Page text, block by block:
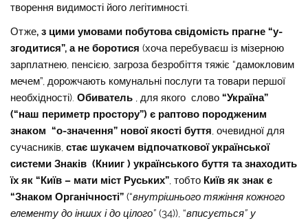
творення видимості його легітимності.
Отже, з цими умовами побутова свідомість прагне “у-
згодитися”, а не боротися (хоча перебуваєш із мізерною
зарплатнею, пенсією, загроза безробіття тяжіє “дамокловим
мечем”, дорожчають комунальні послуги та товари першої
необхідності).Обиватель , для якого слово“Україна”
(“наш периметр простору”) є раптово породженим
знаком “о-значення” нової якості буття, очевидної для
сучасників,стає шукачем відпочаткової української
системи Знаків (Книиг ) українського буття та знаходить
їх як “Київ – мати міст Руських”, тобто Київ як знак є
“Знаком Органічності” (“внутрішнього тяжіння кожного
елементу до інших і до цілого”(34)), “вписується” у